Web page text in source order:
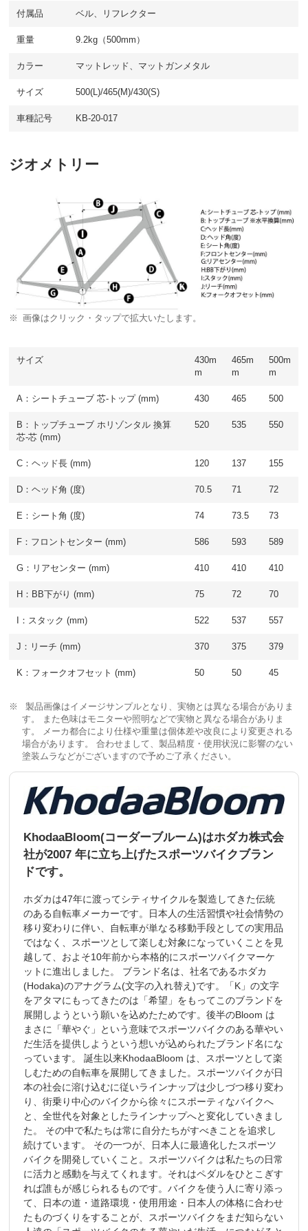
付属品 ベル、リフレクター
重量 9.2kg（500mm）
カラー マットレッド、マットガンメタル
サイズ 500(L)/465(M)/430(S)
車種記号 KB-20-017
ジオメトリー
画像はクリック・タップで拡大いたします。
サイズ
430m
m
465m
m
500m
m
A：シートチューブ 芯-トップ (mm) 430 465 500
B：トップチューブ ホリゾンタル 換算
芯-芯 (mm)
520 535 550
C：ヘッド長 (mm) 120 137 155
D：ヘッド角 (度) 70.5 71 72
E：シート角 (度) 74 73.5 73
F：フロントセンター (mm) 586 593 589
G：リアセンター (mm) 410 410 410
H：BB下がり (mm) 75 72 70
I：スタック (mm) 522 537 557
J：リーチ (mm) 370 375 379
K：フォークオフセット (mm) 50 50 45
製品画像はイメージサンプルとなり、実物とは異なる場合がありま
す。 また色味はモニターや照明などで実物と異なる場合がありま
す。 メーカ都合により仕様や重量は個体差や改良により変更される
場合があります。 合わせまして、製品精度・使用状況に影響のない
塗装ムラなどがございますので予めご了承ください。
KhodaaBloom(コーダーブルーム)はホダカ株式会
社が2007 年に立ち上げたスポーツバイクブラン
ドです。
ホダカは47年に渡ってシティサイクルを製造してきた伝統
のある自転車メーカーです。日本人の生活習慣や社会情勢の
移り変わりに伴い、自転車が単なる移動手段としての実用品
ではなく、スポーツとして楽しむ対象になっていくことを見
越して、およそ10年前から本格的にスポーツバイクマーケ
ットに進出しました。 ブランド名は、社名であるホダカ
(Hodaka)のアナグラム(文字の入れ替え)です。「K」の文字
をアタマにもってきたのは「希望」をもってこのブランドを
展開しようという願いを込めたためです。後半のBloom は
まさに「華やぐ」という意味でスポーツバイクのある華やい
だ生活を提供しようという想いが込められたブランド名にな
っています。 誕生以来KhodaaBloom は、スポーツとして楽
しむための自転車を展開してきました。スポーツバイクが日
本の社会に溶け込むに従いラインナップは少しづつ移り変わ
り、街乗り中心のバイクから徐々にスポーティなバイクへ
と、全世代を対象としたラインナップへと変化していきまし
た。 その中で私たちは常に自分たちがすべきことを追求し
続けています。 その一つが、日本人に最適化したスポーツ
バイクを開発していくこと。スポーツバイクは私たちの日常
に活力と感動を与えてくれます。それはペダルをひとこぎす
れば誰もが感じられるものです。バイクを使う人に寄り添っ
て、日本の道・道路環境・使用用途・日本人の体格に合わせ
たものづくりをすることが、スポーツバイクをまだ知らない